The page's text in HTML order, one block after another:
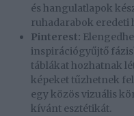
és hangulatlapok
ruhadarabok eredeti
Pinterest:
inspirációgyűjtő
táblákat hozhatnak
képeket tűzhetnek
egy közös vizuális
kívánt esztétikát.